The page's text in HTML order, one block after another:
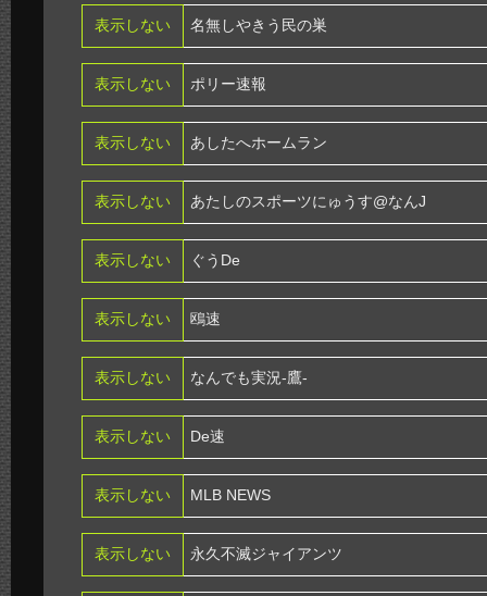
表示しない 名無しやきう民の巣
表示しない ポリー速報
表示しない あしたへホームラン
表示しない あたしのスポーツにゅうす@なんJ
表示しない ぐうDe
表示しない 鴎速
表示しない なんでも実況-鷹-
表示しない De速
表示しない MLB NEWS
表示しない 永久不滅ジャイアンツ